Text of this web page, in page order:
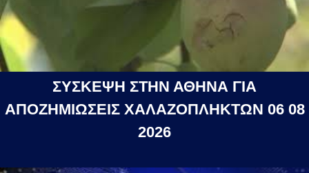
ΣΥΣΚΕΨΗ ΣΤΗΝ ΑΘΗΝΑ ΓΙΑ
ΑΠΟΖΗΜΙΩΣΕΙΣ ΧΑΛΑΖΟΠΛΗΚΤΩΝ 06 08
2026